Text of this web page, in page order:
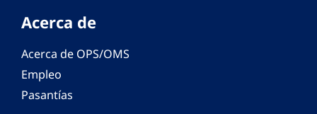
Acerca de
Acerca de OPS/OMS
Empleo
Pasantías